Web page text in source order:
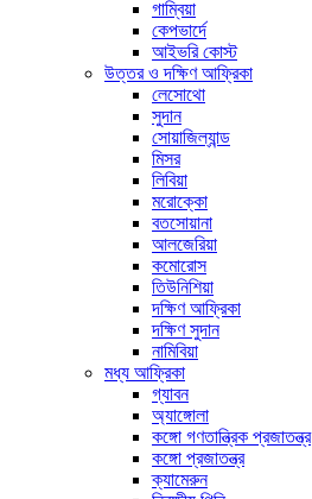
গাম্বিয়া
কেপভার্দে
আইভরি কোস্ট
উত্তর ও দক্ষিণ আফ্রিকা
লেসোথো
সুদান
সোয়াজিল্যান্ড
মিসর
লিবিয়া
মরোক্কো
বতসোয়ানা
আলজেরিয়া
কমোরোস
তিউনিশিয়া
দক্ষিণ আফ্রিকা
দক্ষিণ সুদান
নামিবিয়া
মধ্য আফ্রিকা
গ্যাবন
অ্যাঙ্গোলা
কঙ্গো গণতান্ত্রিক প্রজাতন্ত্র
কঙ্গো প্রজাতন্ত্র
ক্যামেরুন